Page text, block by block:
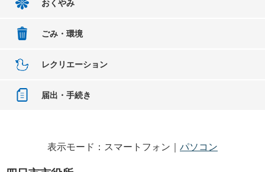
おくやみ
ごみ・環境
レクリエーション
届出・手続き
表示モード：スマートフォン｜ パソコン